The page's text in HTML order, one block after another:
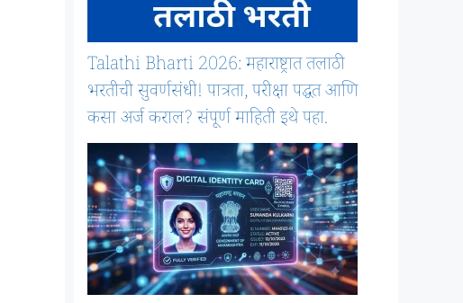
Talathi Bharti 2026: महाराष्ट्रात तलाठी
भरतीची सुवर्णसंधी! पात्रता, परीक्षा पद्धत आणि
कसा अर्ज कराल? संपूर्ण माहिती इथे पहा.